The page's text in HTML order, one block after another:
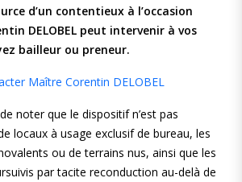
d’un contentieux à l’occasion
DELOBEL peut intervenir à vos
bailleur ou preneur.
Maître Corentin DELOBEL
noter que le dispositif n’est pas
locaux à usage exclusif de bureau, les
ou de terrains nus, ainsi que les
par tacite reconduction au-delà de